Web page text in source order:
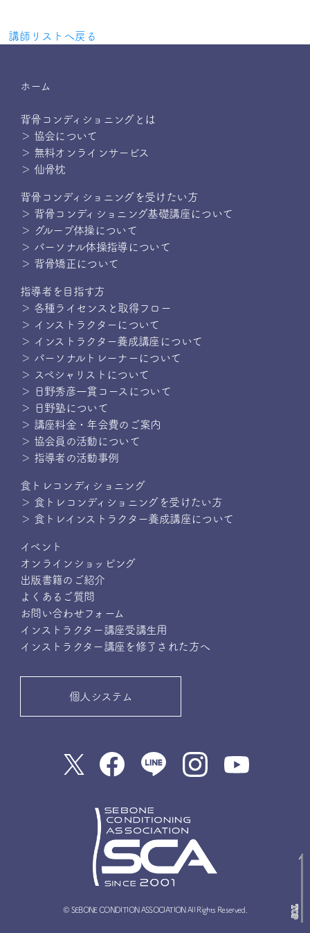
講師リストへ戻る
ホーム
背骨コンディショニングとは
＞ 協会について
＞ 無料オンラインサービス
＞ 仙骨枕
背骨コンディショニングを受けたい方
＞ 背骨コンディショニング基礎講座について
＞ グループ体操について
＞ パーソナル体操指導について
＞ 背骨矯正について
指導者を目指す方
＞ 各種ライセンスと取得フロー
＞ インストラクターについて
＞ インストラクター養成講座について
＞ パーソナルトレーナーについて
＞ スペシャリストについて
＞ 日野秀彦一貫コースについて
＞ 日野塾について
＞ 講座料金・年会費のご案内
＞ 協会員の活動について
＞ 指導者の活動事例
食トレコンディショニング
＞ 食トレコンディショニングを受けたい方
＞ 食トレインストラクター養成講座について
イベント
オンラインショッピング
出版書籍のご紹介
よくあるご質問
お問い合わせフォーム
インストラクター講座受講生用
インストラクター講座を修了された方へ
個人システム
© SEBONE CONDITION ASSOCIATION All Rights Reserved.